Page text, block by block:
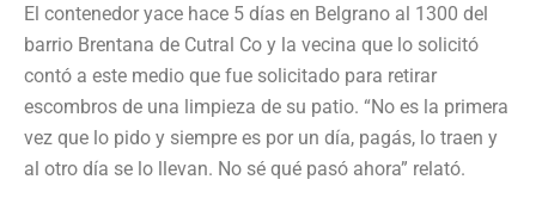
El contenedor yace hace 5 días en Belgrano al 1300 del
barrio Brentana de Cutral Co y la vecina que lo solicitó
contó a este medio que fue solicitado para retirar
escombros de una limpieza de su patio. “No es la primera
vez que lo pido y siempre es por un día, pagás, lo traen y
al otro día se lo llevan. No sé qué pasó ahora” relató.